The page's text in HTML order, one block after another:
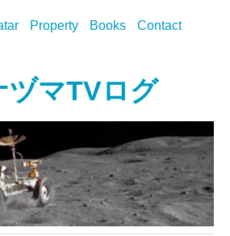
Property Books
Contact